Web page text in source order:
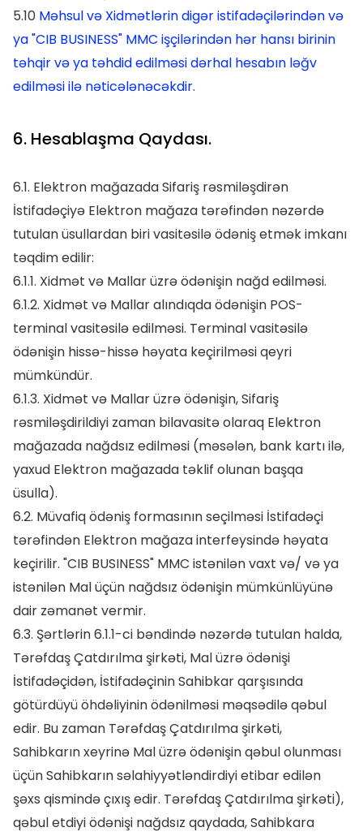
5.10 Məhsul və Xidmətlərin digər istifadəçilərindən və
ya "CIB BUSINESS" MMC işçilərindən hər hansı birinin
təhqir və ya təhdid edilməsi dərhal hesabın ləğv
edilməsi ilə nəticələnəcəkdir.
6. Hesablaşma Qaydası.
6.1. Elektron mağazada Sifariş rəsmiləşdirən
İstifadəçiyə Elektron mağaza tərəfindən nəzərdə
tutulan üsullardan biri vasitəsilə ödəniş etmək imkanı
təqdim edilir:
6.1.1. Xidmət və Mallar üzrə ödənişin nağd edilməsi.
6.1.2. Xidmət və Mallar alındıqda ödənişin POS-
terminal vasitəsilə edilməsi. Terminal vasitəsilə
ödənişin hissə-hissə həyata keçirilməsi qeyri
mümkündür.
6.1.3. Xidmət və Mallar üzrə ödənişin, Sifariş
rəsmiləşdirildiyi zaman bilavasitə olaraq Elektron
mağazada nağdsız edilməsi (məsələn, bank kartı ilə,
yaxud Elektron mağazada təklif olunan başqa
üsulla).
6.2. Müvafiq ödəniş formasının seçilməsi İstifadəçi
tərəfindən Elektron mağaza interfeysində həyata
keçirilir. "CIB BUSINESS" MMC istənilən vaxt və/ və ya
istənilən Mal üçün nağdsız ödənişin mümkünlüyünə
dair zəmanət vermir.
6.3. Şərtlərin 6.1.1-ci bəndində nəzərdə tutulan halda,
Tərəfdaş Çatdırılma şirkəti, Mal üzrə ödənişi
İstifadəçidən, İstifadəçinin Sahibkar qarşısında
götürdüyü öhdəliyinin ödənilməsi məqsədilə qəbul
edir. Bu zaman Tərəfdaş Çatdırılma şirkəti,
Sahibkarın xeyrinə Mal üzrə ödənişin qəbul olunması
üçün Sahibkarın səlahiyyətləndirdiyi etibar edilən
şəxs qismində çıxış edir. Tərəfdaş Çatdırılma şirkəti),
qəbul etdiyi ödənişi nağdsız qaydada, Sahibkara